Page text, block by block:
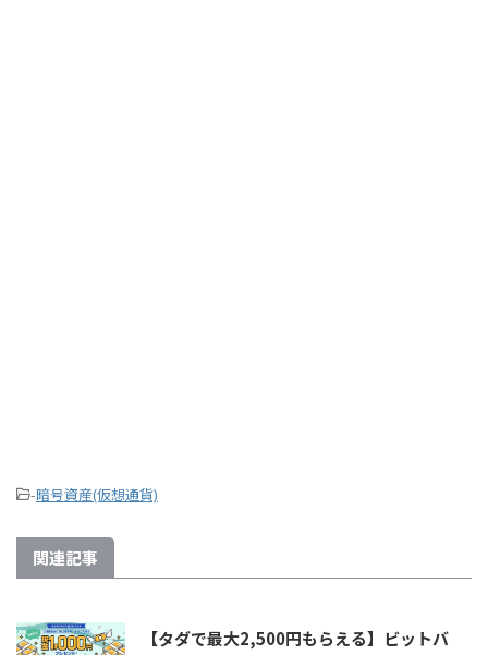
-暗号資産(仮想通貨)
関連記事
【タダで最大2,500円もらえる】ビットバ